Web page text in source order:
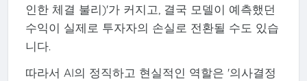
인한 체결 불리)'가 커지고, 결국 모델이 예측했던
수익이 실제로 투자자의 손실로 전환될 수도 있습
니다.
따라서 AI의 정직하고 현실적인 역할은 '의사결정